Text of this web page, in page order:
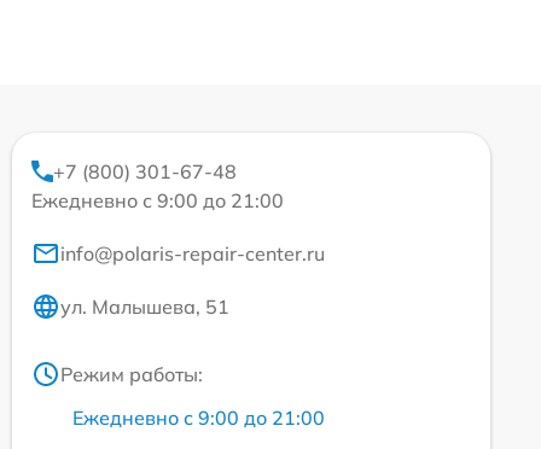
+7 (800) 301-67-48
Ежедневно с 9:00 до 21:00
info@polaris-repair-center.ru
ул. Малышева, 51
Режим работы:
Ежедневно с 9:00 до 21:00